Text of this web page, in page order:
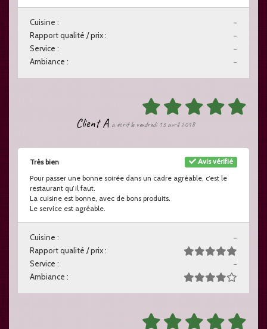
-
Cuisine :
-
Rapport qualité / prix :
-
Service :
-
Ambiance :
Client A a écrit le vendredi 13 avril 2018
Avis vérifié
Très bien
Pour passer une bonne soirée dans un cadre agréable, c’est le
restaurant qu’il faut.
La cuisine est bonne, avec de bons produits.
Le service est agréable.
-
Cuisine :
Rapport qualité / prix :
-
Service :
Ambiance :